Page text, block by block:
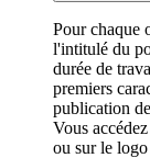
Pour chaque
l'intitulé du
durée de
premiers
publication
Vous
ou sur le